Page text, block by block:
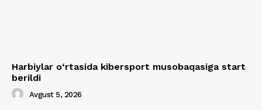
Harbiylar o‘rtasida kibersport musobaqasiga start
berildi
Avgust 5, 2026